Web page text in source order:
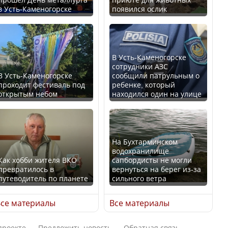
возглавил
благополучия
стран Центральной
ли представлены
регионов в
төменгі жалақы,
экология: жеті
сайлаушылармен
талқылап жатыр?
В России введены
дополнительные
ограничения для
казахстанских прав
Трамп официально
вступил в должность
президента США
Луну признали объектом
культурного наследия,
находящегося под
угрозой исчезновения
Усть-Каменогорске
Усть-Каменогорске
фестиваль под
небом
хобби жителя ВКО
в
по планете
материалы
появился ослик
В Усть-Каменогорске
сотрудники АЗС
сообщили патрульным о
ребенке, который
находился один на улице
На Бухтарминском
водохранилище
сапбордисты не могли
вернуться на берег из-за
сильного ветра
Все материалы